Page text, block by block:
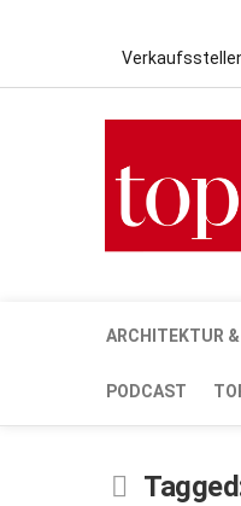
ARCHITEKTUR &
PODCAST